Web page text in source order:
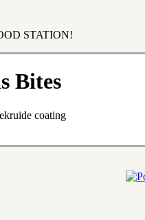
STATION!
Bites
coating